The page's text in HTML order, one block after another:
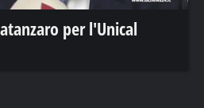
per l'Unical